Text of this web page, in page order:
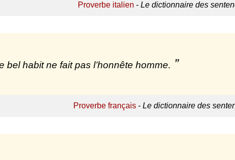
Proverbe italien - Le dictionnaire des
bel habit ne fait pas l’honnête homme.
Proverbe français- Le dictionnaire des